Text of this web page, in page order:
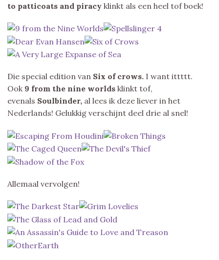
to patticoats and piracy klinkt als een heel tof boek!
Die special edition van Six of crows. I want ittttt.
Ook 9 from the nine worlds klinkt tof,
evenals Soulbinder, al lees ik deze liever in het
Nederlands! Gelukkig verschijnt deel drie al snel!
Allemaal vervolgen!